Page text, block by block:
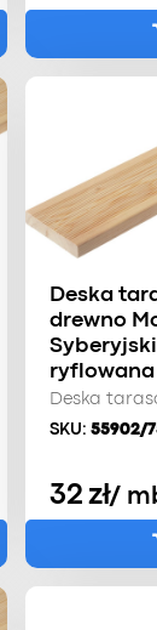
Deska
drewno
Syberyjski
ryflowana
Deska
SKU: 55902/
32 zł/